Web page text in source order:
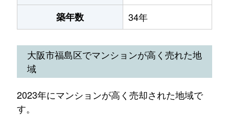
築年数 34年
大阪市福島区でマンションが高く売れた地
域
2023年にマンションが高く売却された地域で
す。